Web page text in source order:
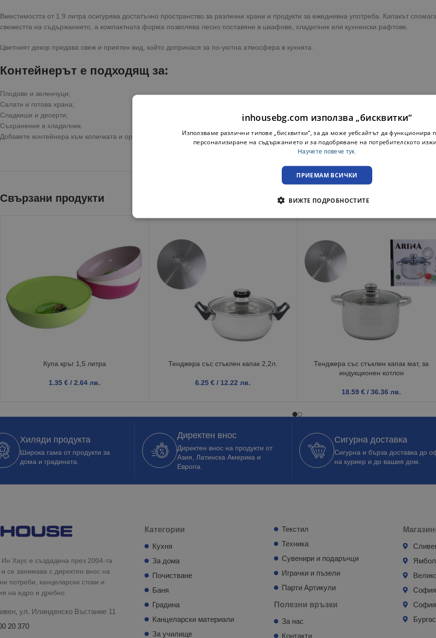
Вместимостта от 1.9 литра осигурява достатъчно пространство за различни храни и продукти за ежедневна употреба. Капакът
свежестта на съдържанието, а компактната форма позволява лесно поставяне в шкафове, хладилник или кухненски рафтове.
Цветният декор придава свеж и приятен вид, който допринася за по-уютна атмосфера в кухнята.
Контейнерът е подходящ за:
Плодове и зеленчуци;
Салати и готова храна;
Сладкиши и десерти;
Съхранение в хладилник.
Добавете контейнера към количката и организирайте по-лесно хранителните продукти у дома. Разгледайте ощекутии за съхранение
Свързани продукти
Купа кръг 1,5 литра
1.35 € / 2.64 лв.
Тенджера със стъклен капак 2,2л.
6.25 € / 12.22 лв.
Тенджера със стъклен капак мат, за
индукционен котлон
18.59 € / 36.36 лв.
Хиляди продукта
Широка гама от продукти за
дома и градината.
Директен внос
Директен внос на продукти от
Азия, Латинска Америка и
Европа.
Сигурна доставка
Сигурна и бърза доставка до
на куриер и до вашия дом.
Хаус е създадена през 2004-та
и се занимава с директен внос на
потреби, канцеларски стоки и
на едро и дребно.
ул. Илинденско Въстание 11
20 370
Категории
Кухня
За дома
Почистване
Баня
Градина
Канцеларски материали
За училище
Текстил
Техника
Сувенири и подаръчци
Играчки и пъзели
Парти Артикули
Полезни връзки
За нас
Контакти
Ямбол
София
Бургас
inhousebg.com използва „бисквитки“
Използваме различни типове „бисквитки“, за да може уебсайтът да функционира
персонализиране на съдържанието и за подобряване на потребителското
Научете повече тук.
ПРИЕМАМ ВСИЧКИ
ВИЖТЕ ПОДРОБНОСТИТЕ